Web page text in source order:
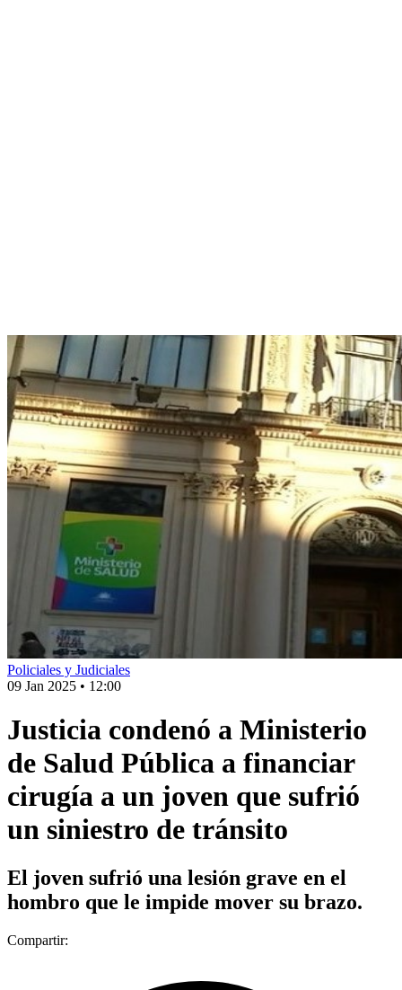
Policiales y Judiciales
09 Jan 2025 • 12:00
Justicia condenó a Ministerio
de Salud Pública a financiar
cirugía a un joven que sufrió
un siniestro de tránsito
El joven sufrió una lesión grave en el
hombro que le impide mover su brazo.
Compartir: